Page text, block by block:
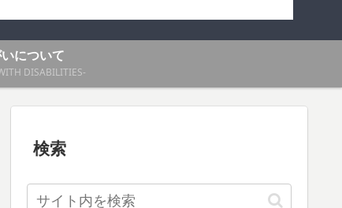
について
DISABILITIES-
検索